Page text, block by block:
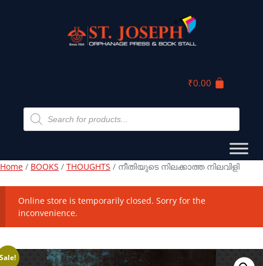
₹0.00
Home / BOOKS / THOUGHTS / നീതിയുടെ നിലക്കാത്ത നിലവിളി
Online store is temporarily closed. Sorry for the
inconvenience.
Sale!